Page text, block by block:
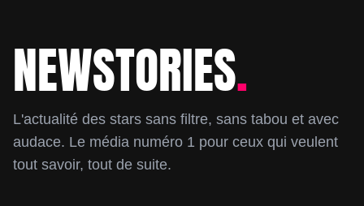
FooterNEWSTORIES.
L'actualité des stars sans filtre, sans tabou et avec
audace. Le média numéro 1 pour ceux qui veulent
tout savoir, tout de suite.